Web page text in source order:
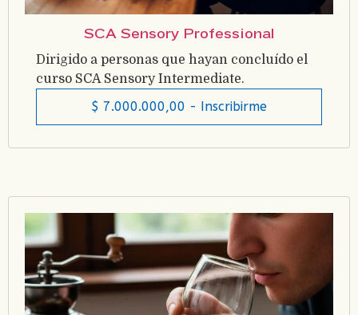
SCA Sensory Professional
Dirigido a personas que hayan concluído el
curso SCA Sensory Intermediate.
$ 7.000.000,00 - Inscribirme